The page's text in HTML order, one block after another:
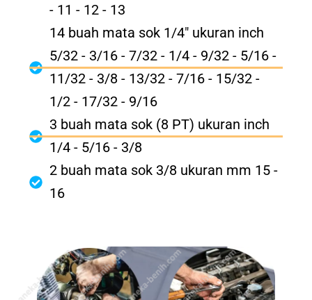
- 11 - 12 - 13
14 buah mata sok 1/4" ukuran inch
5/32 - 3/16 - 7/32 - 1/4 - 9/32 - 5/16 -
11/32 - 3/8 - 13/32 - 7/16 - 15/32 -
1/2 - 17/32 - 9/16
3 buah mata sok (8 PT) ukuran inch
1/4 - 5/16 - 3/8
2 buah mata sok 3/8 ukuran mm 15 -
16